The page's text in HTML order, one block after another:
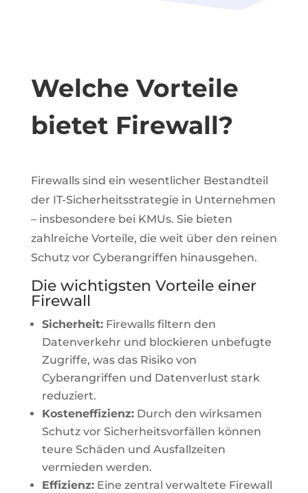
Welche Vorteile
bietet Firewall?
Firewalls sind ein wesentlicher Bestandteil
der IT-Sicherheitsstrategie in Unternehmen
– insbesondere bei KMUs. Sie bieten
zahlreiche Vorteile, die weit über den reinen
Schutz vor Cyberangriffen hinausgehen.
Die wichtigsten Vorteile einer
Firewall
Sicherheit:Firewalls filtern den
Datenverkehr und blockieren unbefugte
Zugriffe, was das Risiko von
Cyberangriffen und Datenverlust stark
reduziert.
Kosteneffizienz:Durch den wirksamen
Schutz vor Sicherheitsvorfällen können
teure Schäden und Ausfallzeiten
vermieden werden.
Effizienz:Eine zentral verwaltete Firewall